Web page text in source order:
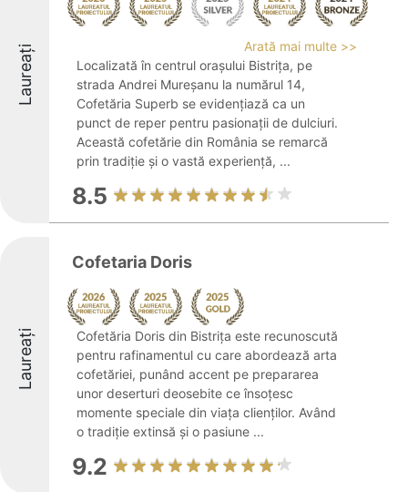
Laureați
Arată mai multe >>
Localizată în centrul orașului Bistrița, pe
strada Andrei Mureșanu la numărul 14,
Cofetăria Superb se evidențiază ca un
punct de reper pentru pasionații de dulciuri.
Această cofetărie din România se remarcă
prin tradiție și o vastă experiență, ...
8.5
Laureați
Cofetaria Doris
Cofetăria Doris din Bistrița este recunoscută
pentru rafinamentul cu care abordează arta
cofetăriei, punând accent pe prepararea
unor deserturi deosebite ce însoțesc
momente speciale din viața clienților. Având
o tradiție extinsă și o pasiune ...
9.2